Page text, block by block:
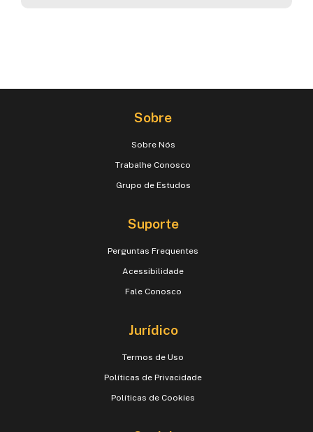
Sobre
Sobre Nós
Trabalhe Conosco
Grupo de Estudos
Suporte
Perguntas Frequentes
Acessibilidade
Fale Conosco
Jurídico
Termos de Uso
Políticas de Privacidade
Políticas de Cookies